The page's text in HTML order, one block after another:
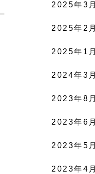
2025年3月
2025年2月
2025年1月
2024年3月
2023年8月
2023年6月
2023年5月
2023年4月